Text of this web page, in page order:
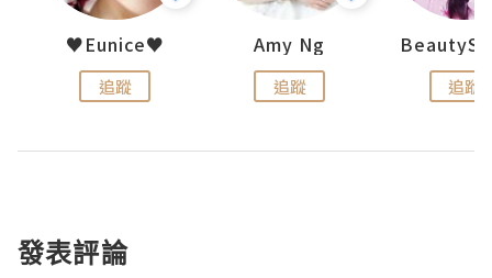
♥Eunice♥
追蹤
Amy Ng
追蹤 追蹤
發表評論